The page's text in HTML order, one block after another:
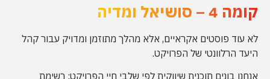
קומה 4 – סושיאל ומדיה
לא עוד פוסטים אקראיים, אלא מהלך מתוזמן ומדויק עבור קהל
היעד הרלוונטי של הפרויקט.
אנחנו בונים תוכנית שיווקית לפי שלבי חיי הפרויקט: רשימת